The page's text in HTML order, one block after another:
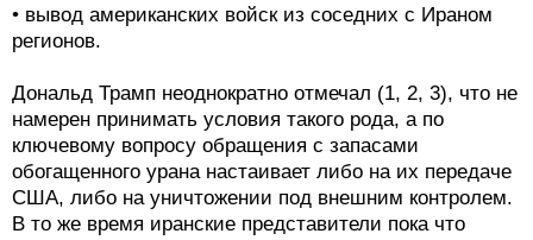
• вывод американских войск из соседних с Ираном
регионов.
Дональд Трамп неоднократно отмечал (1, 2, 3), что не
намерен принимать условия такого рода, а по
ключевому вопросу обращения с запасами
обогащенного урана настаивает либо на их передаче
США, либо на уничтожении под внешним контролем.
В то же время иранские представители пока что